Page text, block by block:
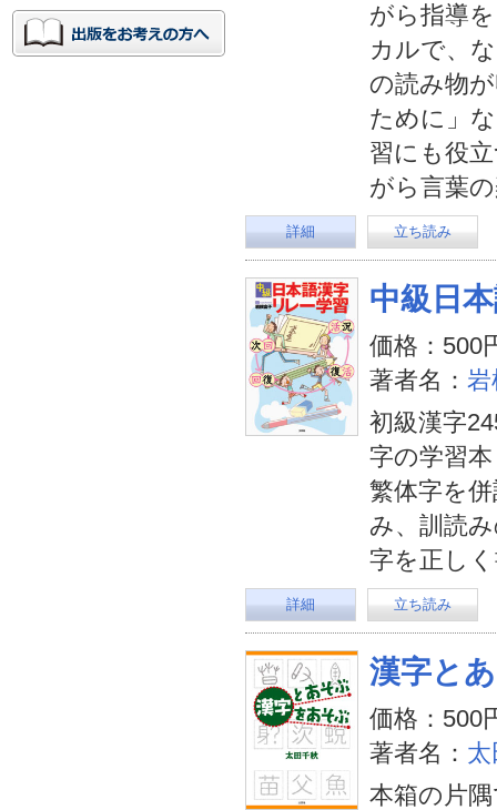
がら指導
カルで、
の読み物
ために」
習にも役
がら言葉
詳細 立ち読み
中級日
価格：500
著者名： 岩
初級漢字
字の学習
繁体字を
み、訓読
字を正し
詳細 立ち読み
漢字と
価格：500
著者名：
本箱の片